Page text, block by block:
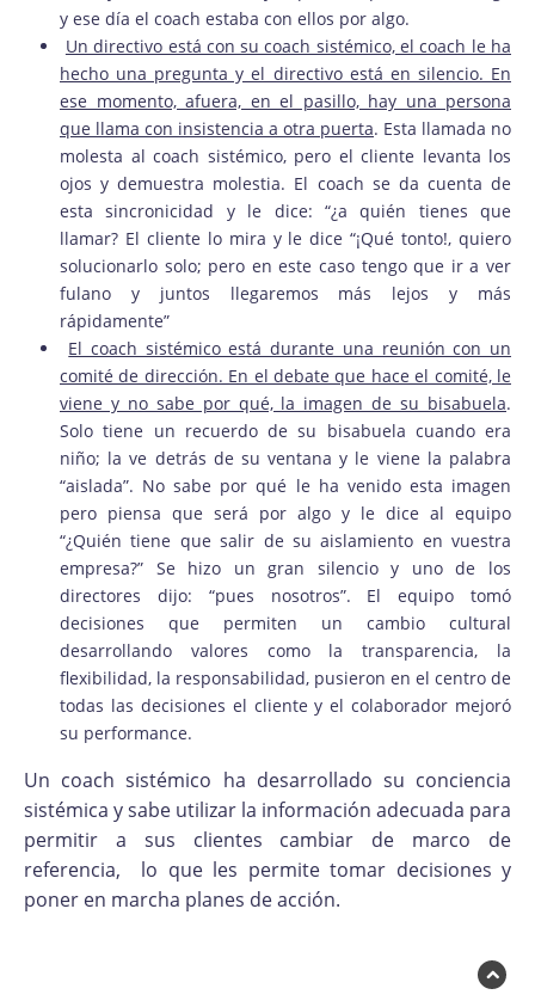
y ese día el coach estaba con ellos por algo.
Un directivo está con su coach sistémico, el coach le ha
hecho una pregunta y el directivo está en silencio. En
ese momento, afuera, en el pasillo, hay una persona
que llama con insistencia a otra puerta. Esta llamada no
molesta al coach sistémico, pero el cliente levanta los
ojos y demuestra molestia. El coach se da cuenta de
esta sincronicidad y le dice: “¿a quién tienes que
llamar? El cliente lo mira y le dice “¡Qué tonto!, quiero
solucionarlo solo; pero en este caso tengo que ir a ver
fulano y juntos llegaremos más lejos y más
rápidamente”
El coach sistémico está durante una reunión con un
comité de dirección. En el debate que hace el comité, le
viene y no sabe por qué, la imagen de su bisabuela.
Solo tiene un recuerdo de su bisabuela cuando era
niño; la ve detrás de su ventana y le viene la palabra
“aislada”. No sabe por qué le ha venido esta imagen
pero piensa que será por algo y le dice al equipo
“¿Quién tiene que salir de su aislamiento en vuestra
empresa?” Se hizo un gran silencio y uno de los
directores dijo: “pues nosotros”. El equipo tomó
decisiones que permiten un cambio cultural
desarrollando valores como la transparencia, la
flexibilidad, la responsabilidad, pusieron en el centro de
todas las decisiones el cliente y el colaborador mejoró
su performance.
Un coach sistémico ha desarrollado su conciencia
sistémica y sabe utilizar la información adecuada para
permitir a sus clientes cambiar de marco de
referencia, lo que les permite tomar decisiones y
poner en marcha planes de acción.